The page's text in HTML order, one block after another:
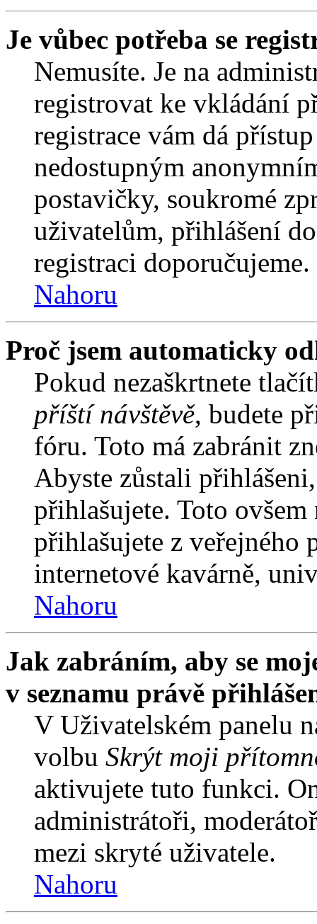
Je vůbec potřeba se
Nemusíte. Je na
registrovat ke vkládání
registrace vám dá
nedostupným
postavičky, soukromé
uživatelům, přihlášení
registraci
Nahoru
Proč jsem automaticky
Pokud nezaškrtnete
příští návštěvě, budete
fóru. Toto má zabránit
Abyste zůstali
přihlašujete. Toto
přihlašujete z veřejného
internetové kavárně,
Nahoru
Jak zabráním, aby se
v seznamu právě
V Uživatelském panelu
volbu Skrýt moji
aktivujete tuto funkci.
administrátoři,
mezi skryté uživatele.
Nahoru